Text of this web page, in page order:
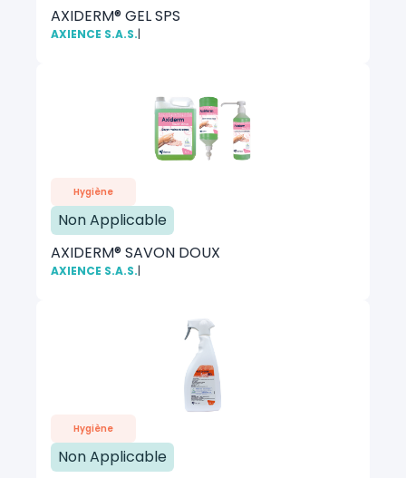
AXIDERM® GEL SPS
AXIENCE S.A.S.|
Hygiène
Non Applicable
AXIDERM® SAVON DOUX
AXIENCE S.A.S.|
Hygiène
Non Applicable